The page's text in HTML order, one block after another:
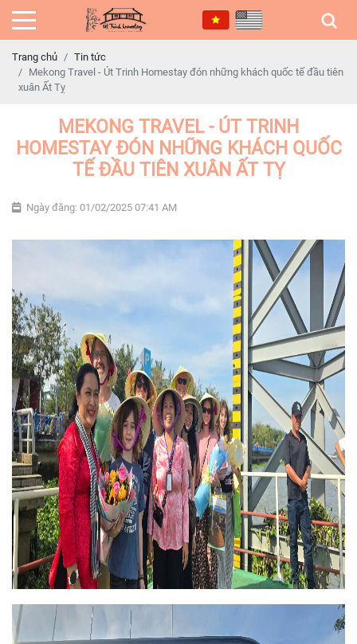
Trang chủ
Tin tức
Mekong Travel - Út Trinh Homestay đón những khách quốc tế đầu tiên
xuân Ất Tỵ
MEKONG TRAVEL - ÚT TRINH
HOMESTAY ĐÓN NHỮNG KHÁCH QUỐC
TẾ ĐẦU TIÊN XUÂN ẤT TỴ
Ngày đăng: 01/02/2025 07:41 AM